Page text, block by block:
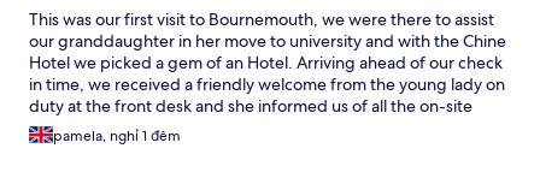
This was our first visit to Bournemouth, we were there to assist
our granddaughter in her move to university and with the Chine
Hotel we picked a gem of an Hotel. Arriving ahead of our check
in time, we received a friendly welcome from the young lady on
duty at the front desk and she informed us of all the on-site
parking facilities available, so a great start. With time to spare
before getting our room key we were informed that we could
pamela, nghỉ 1 đêm